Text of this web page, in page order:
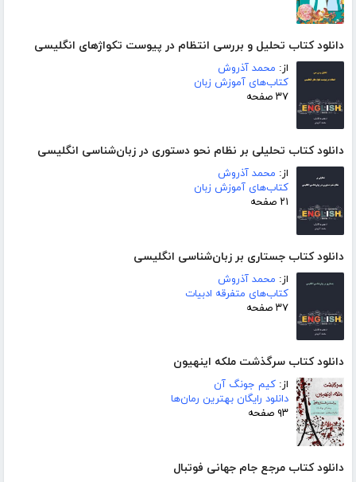
دانلود کتاب تحلیل و بررسی انتظام در پیوست تکواژهای انگلیسی
از: محمد آذروش
کتاب‌های آموزش زبان
۳۷ صفحه
دانلود کتاب تحلیلی بر نظام نحو دستوری در زبان‌شناسی انگلیسی
از: محمد آذروش
کتاب‌های آموزش زبان
۲۱ صفحه
دانلود کتاب جستاری بر زبان‌شناسی انگلیسی
از: محمد آذروش
کتاب‌های متفرقه ادبیات
۳۷ صفحه
دانلود کتاب سرگذشت ملکه اینهیون
از: کیم جونگ آن
دانلود رایگان بهترین رمان‌ها
۹۳ صفحه
دانلود کتاب مرجع جام جهانی فوتبال